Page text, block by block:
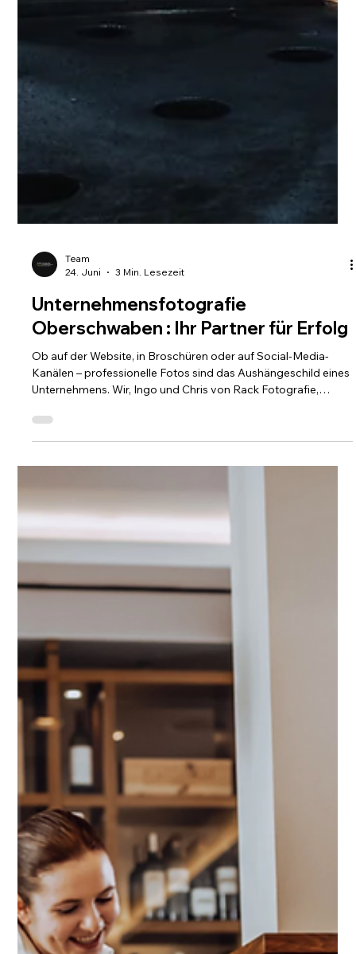
Team
3 Min. Lesezeit
Unternehmens. Wir, Ingo und Chris von Rack Fotografie,
wissen aus jahrelanger Erfahrung, wie wichtig hochwertige
Oberschwaben ist. Mit unserem Blick für Details und einem
Gespür für authentische Momente unterstützen wir Sie dabei,